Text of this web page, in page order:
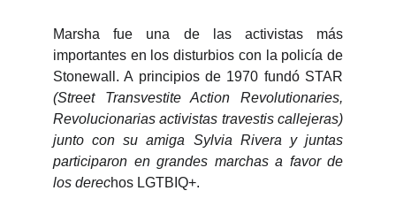
Marsha fue una de las activistas más
importantes en los disturbios con la policía de
Stonewall. A principios de 1970 fundó STAR
(Street Transvestite Action Revolutionaries,
Revolucionarias activistas travestis callejeras)
junto con su amiga Sylvia Rivera y juntas
participaron en grandes marchas a favor de
los derechos LGTBIQ+.